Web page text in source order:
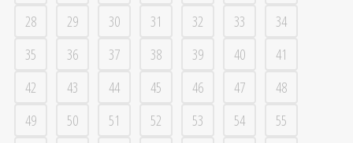
28
29 30 31 32 33
34
35
36 37 38 39 40
41
42
43 44 45 46 47
48
49
50 51 52 53 54
55